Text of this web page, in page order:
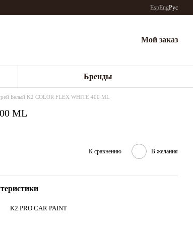
EspEngРус
Мой заказ
Бренды
Белый K2 COLOR FLEX WHITE 400 ML
ML
К сравнению В желания
K2 PRO CAR PAINT